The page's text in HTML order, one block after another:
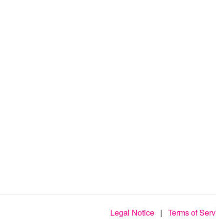
Legal Notice | Terms of